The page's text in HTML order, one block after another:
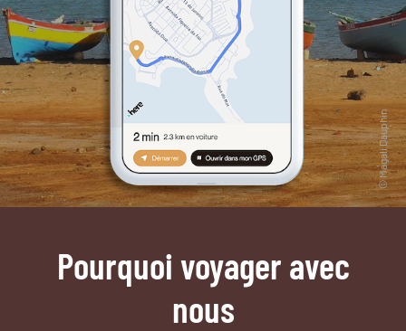
Pourquoi voyager avec
nous